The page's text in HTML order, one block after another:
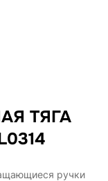
ТЯГА
ручки